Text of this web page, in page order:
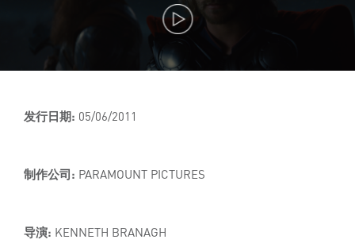
发行日期: 05/06/2011
制作公司: PARAMOUNT PICTURES
导演: KENNETH BRANAGH